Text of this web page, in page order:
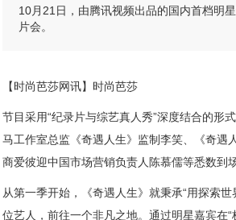
10月21日，由腾讯视频出品的国内首档明
片会。
【时尚芭莎网讯】时尚芭莎
节目采用“纪录片与综艺真人秀”深度结合的形式
马工作室总监《奇遇人生》监制李笑、《奇遇
商爱彼迎中国市场营销负责人陈慕儒等悉数到场
从第一季开始，《奇遇人生》就秉承“用探索世
位艺人，前往一个非凡之地。 通过明星嘉宾在